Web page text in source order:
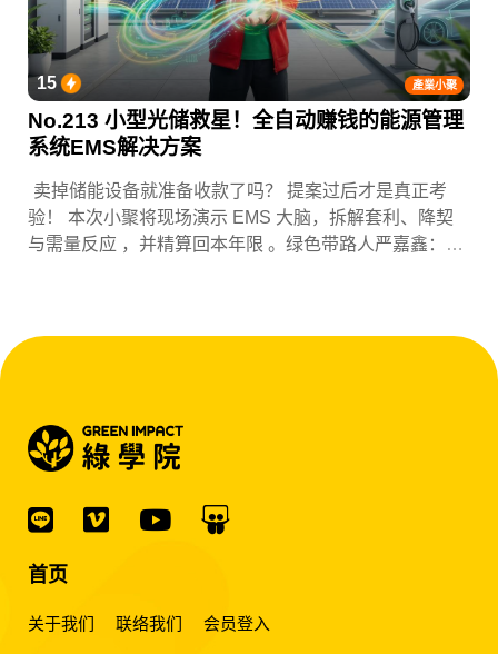
產業小聚
15
No.213 小型光储救星！全自动赚钱的能源管理
系统EMS解决方案
卖掉储能设备就准备收款了吗？ 提案过后才是真正考
验！ 本次小聚将现场演示 EMS 大脑，拆解套利、降契
与需量反应 ，并精算回本年限 。绿色带路人严嘉鑫：
首页
关于我们 联络我们 会员登入